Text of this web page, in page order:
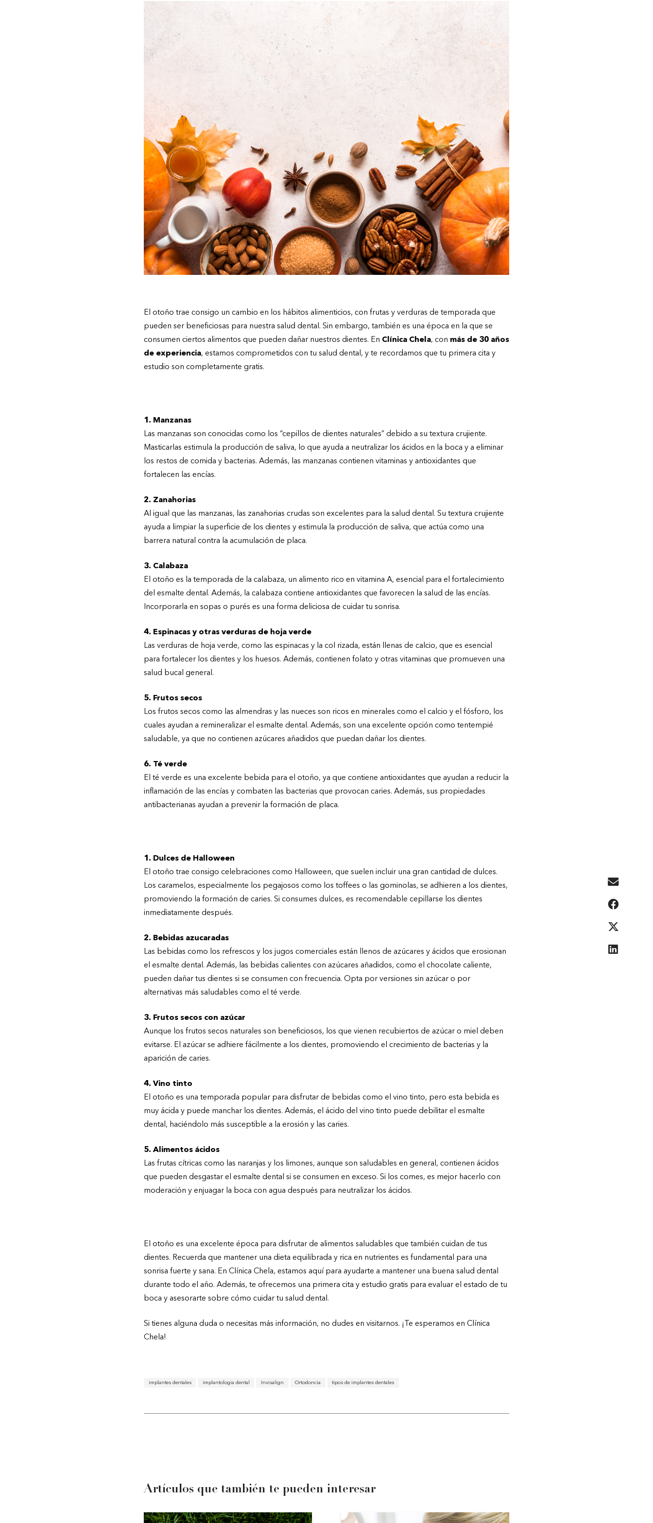
El otoño trae consigo un cambio en los hábitos alimenticios, con frutas y verduras de temporada que
pueden ser beneficiosas para nuestra salud dental. Sin embargo, también es una época en la que se
consumen ciertos alimentos que pueden dañar nuestros dientes. En Clínica Chela, con más de 30 años
de experiencia, estamos comprometidos con tu salud dental, y te recordamos que tu primera cita y
estudio son completamente gratis.
1. Manzanas
Las manzanas son conocidas como los “cepillos de dientes naturales” debido a su textura crujiente.
Masticarlas estimula la producción de saliva, lo que ayuda a neutralizar los ácidos en la boca y a eliminar
los restos de comida y bacterias. Además, las manzanas contienen vitaminas y antioxidantes que
fortalecen las encías.
2. Zanahorias
Al igual que las manzanas, las zanahorias crudas son excelentes para la salud dental. Su textura crujiente
ayuda a limpiar la superficie de los dientes y estimula la producción de saliva, que actúa como una
barrera natural contra la acumulación de placa.
3. Calabaza
El otoño es la temporada de la calabaza, un alimento rico en vitamina A, esencial para el fortalecimiento
del esmalte dental. Además, la calabaza contiene antioxidantes que favorecen la salud de las encías.
Incorporarla en sopas o purés es una forma deliciosa de cuidar tu sonrisa.
4. Espinacas y otras verduras de hoja verde
Las verduras de hoja verde, como las espinacas y la col rizada, están llenas de calcio, que es esencial
para fortalecer los dientes y los huesos. Además, contienen folato y otras vitaminas que promueven una
salud bucal general.
5. Frutos secos
Los frutos secos como las almendras y las nueces son ricos en minerales como el calcio y el fósforo, los
cuales ayudan a remineralizar el esmalte dental. Además, son una excelente opción como tentempié
saludable, ya que no contienen azúcares añadidos que puedan dañar los dientes.
6. Té verde
El té verde es una excelente bebida para el otoño, ya que contiene antioxidantes que ayudan a reducir la
inflamación de las encías y combaten las bacterias que provocan caries. Además, sus propiedades
antibacterianas ayudan a prevenir la formación de placa.
1. Dulces de Halloween
El otoño trae consigo celebraciones como Halloween, que suelen incluir una gran cantidad de dulces.
Los caramelos, especialmente los pegajosos como los toffees o las gominolas, se adhieren a los dientes,
promoviendo la formación de caries. Si consumes dulces, es recomendable cepillarse los dientes
inmediatamente después.
2. Bebidas azucaradas
Las bebidas como los refrescos y los jugos comerciales están llenos de azúcares y ácidos que erosionan
el esmalte dental. Además, las bebidas calientes con azúcares añadidos, como el chocolate caliente,
pueden dañar tus dientes si se consumen con frecuencia. Opta por versiones sin azúcar o por
alternativas más saludables como el té verde.
3. Frutos secos con azúcar
Aunque los frutos secos naturales son beneficiosos, los que vienen recubiertos de azúcar o miel deben
evitarse. El azúcar se adhiere fácilmente a los dientes, promoviendo el crecimiento de bacterias y la
aparición de caries.
4. Vino tinto
El otoño es una temporada popular para disfrutar de bebidas como el vino tinto, pero esta bebida es
muy ácida y puede manchar los dientes. Además, el ácido del vino tinto puede debilitar el esmalte
dental, haciéndolo más susceptible a la erosión y las caries.
5. Alimentos ácidos
Las frutas cítricas como las naranjas y los limones, aunque son saludables en general, contienen ácidos
que pueden desgastar el esmalte dental si se consumen en exceso. Si los comes, es mejor hacerlo con
moderación y enjuagar la boca con agua después para neutralizar los ácidos.
El otoño es una excelente época para disfrutar de alimentos saludables que también cuidan de tus
dientes. Recuerda que mantener una dieta equilibrada y rica en nutrientes es fundamental para una
sonrisa fuerte y sana. En Clínica Chela, estamos aquí para ayudarte a mantener una buena salud dental
durante todo el año. Además, te ofrecemos una primera cita y estudio gratis para evaluar el estado de tu
boca y asesorarte sobre cómo cuidar tu salud dental.
Si tienes alguna duda o necesitas más información, no dudes en visitarnos. ¡Te esperamos en Clínica
Chela!
implantes dentales implantologia dental Invisalign Ortodoncia tipos de implantes dentales
Artículos que también te pueden interesar